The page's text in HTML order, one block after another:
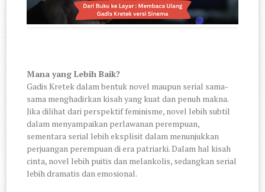
Mana yang Lebih Baik?
Gadis Kretek dalam bentuk novel maupun serial sama-
sama menghadirkan kisah yang kuat dan penuh makna.
Jika dilihat dari perspektif feminisme, novel lebih subtil
dalam menyampaikan perlawanan perempuan,
sementara serial lebih eksplisit dalam menunjukkan
perjuangan perempuan di era patriarki. Dalam hal kisah
cinta, novel lebih puitis dan melankolis, sedangkan serial
lebih dramatis dan emosional.